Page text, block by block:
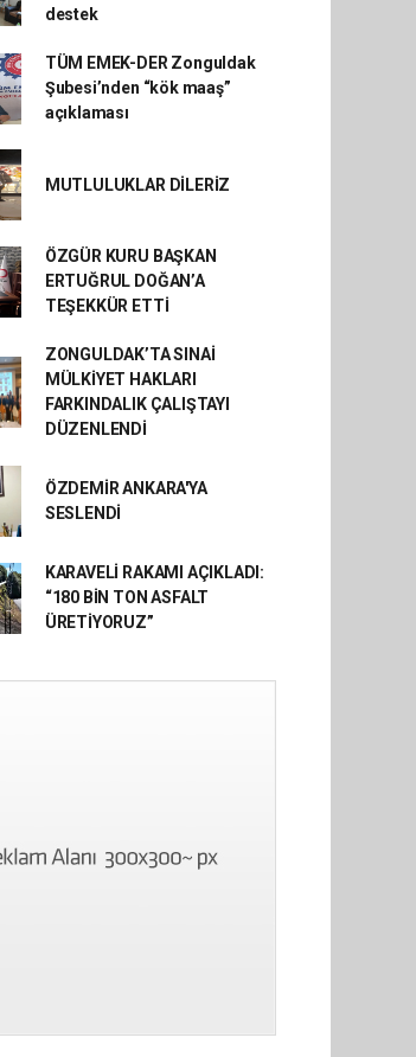
destek
TÜM EMEK-DER Zonguldak
Şubesi’nden “kök maaş”
açıklaması
MUTLULUKLAR DİLERİZ
ÖZGÜR KURU BAŞKAN
ERTUĞRUL DOĞAN’A
TEŞEKKÜR ETTİ
ZONGULDAK’TA SINAİ
MÜLKİYET HAKLARI
FARKINDALIK ÇALIŞTAYI
DÜZENLENDİ
ÖZDEMİR ANKARA'YA
SESLENDİ
KARAVELİ RAKAMI AÇIKLADI:
“180 BİN TON ASFALT
ÜRETİYORUZ”